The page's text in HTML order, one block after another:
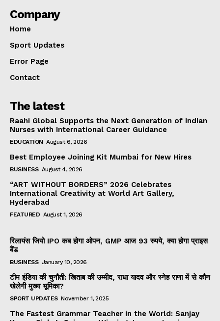
Company
Home
Sport Updates
Error Page
Contact
The latest
Raahi Global Supports the Next Generation of Indian
Nurses with International Career Guidance
EDUCATION August 6, 2026
Best Employee Joining Kit Mumbai for New Hires
BUSINESS August 4, 2026
“ART WITHOUT BORDERS” 2026 Celebrates
International Creativity at World Art Gallery,
Hyderabad
FEATURED August 1, 2026
रिलायंस जियो IPO कब होगा ओपन, GMP आज 93 रुपये, क्या होगा प्राइस
बैंड
BUSINESS January 10, 2026
टीम इंडिया की चुनौती: खिताब की उम्मीद, राधा यादव और स्नेह राणा में से कौन
खेलेगी मुख्य भूमिका?
SPORT UPDATES November 1, 2025
The Fastest Grammar Teacher in the World: Sanjay